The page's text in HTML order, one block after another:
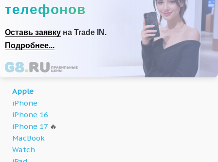
телефонов
Оставь заявку на Trade IN.
Подробнее...
Apple
iPhone
iPhone 16
iPhone 17 🔥
MacBook
Watch